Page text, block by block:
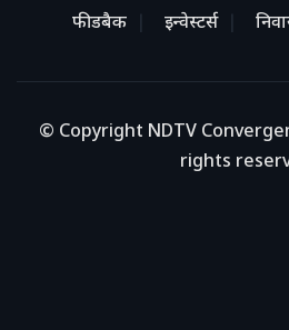
फीडबैक
इन्वेस्टर्स
© Copyright NDTV
rights